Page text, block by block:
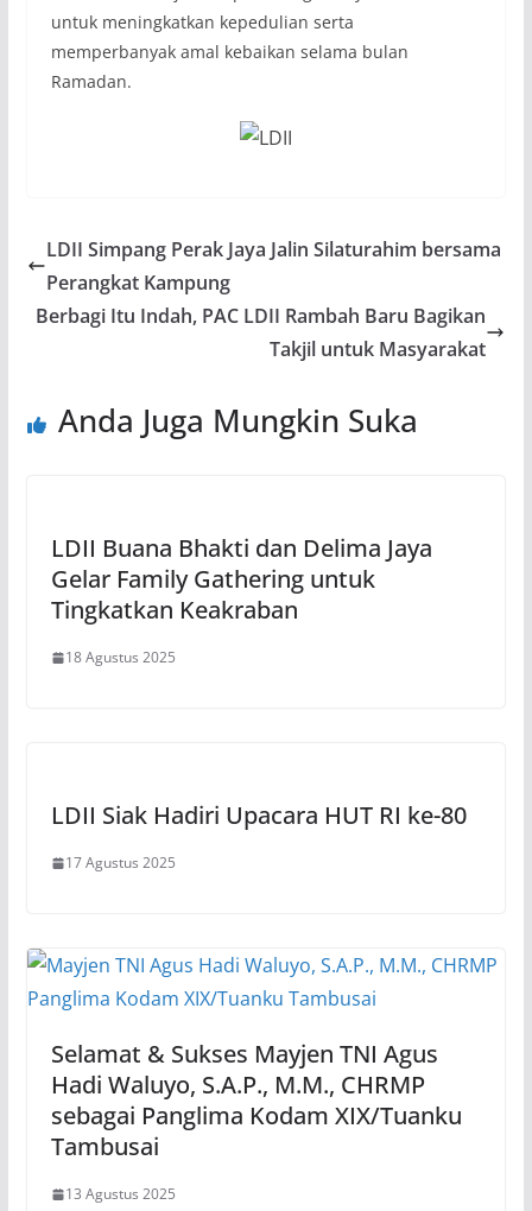
untuk meningkatkan kepedulian serta
memperbanyak amal kebaikan selama bulan
Ramadan.
LDII Simpang Perak Jaya Jalin Silaturahim bersama
Perangkat Kampung
Berbagi Itu Indah, PAC LDII Rambah Baru Bagikan
Takjil untuk Masyarakat
Anda Juga Mungkin Suka
LDII Buana Bhakti dan Delima Jaya
Gelar Family Gathering untuk
Tingkatkan Keakraban
18 Agustus 2025
LDII Siak Hadiri Upacara HUT RI ke-80
17 Agustus 2025
Selamat & Sukses Mayjen TNI Agus
Hadi Waluyo, S.A.P., M.M., CHRMP
sebagai Panglima Kodam XIX/Tuanku
Tambusai
13 Agustus 2025